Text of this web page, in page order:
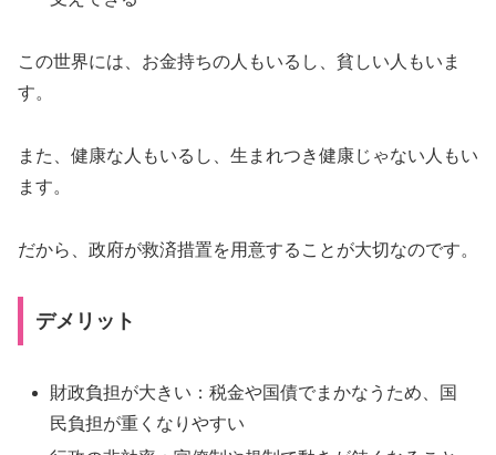
この世界には、お金持ちの人もいるし、貧しい人もいま
す。
また、健康な人もいるし、生まれつき健康じゃない人もい
ます。
だから、政府が救済措置を用意することが大切なのです。
デメリット
財政負担が大きい：税金や国債でまかなうため、国
民負担が重くなりやすい